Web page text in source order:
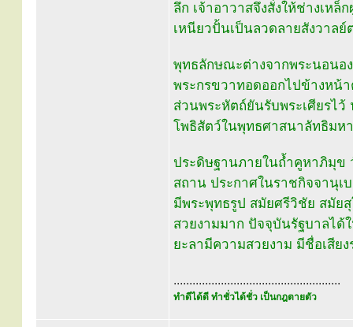
ลึก เจ้าอาวาสจึงสั่งให้ช่างเห
เหนียวปั้นเป็นลวดลายสังวาลย์
พุทธลักษณะต่างจากพระนอนอ
พระกรขวาทอดออกไปข้างหน้
ส่วนพระหัตถ์ยันรับพระเศียรไ
โพธิสัตว์ในพุทธศาสนาลัทธิมห
ประดิษฐานภายในถ้ำคูหาภิมุข
สถาน ประกาศในราชกิจจานุเ
มีพระพุทธรูป สมัยศรีวิชัย สมัย
สวยงามมาก ปัจจุบันรัฐบาลไ
ยะลามีความสวยงาม มีชื่อเสียง
.....................................................
ทำดีได้ดี ทำชั่วได้ชั่ว เป็นกฎตายตัว